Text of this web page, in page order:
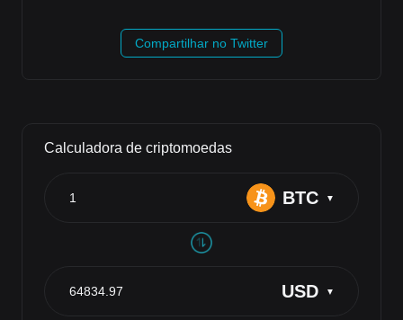
Compartilhar no Twitter